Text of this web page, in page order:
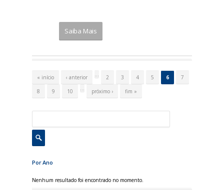
Saiba Mais
s
« início ‹ anterior 2 3 4 5 6
7
8
9 10 próximo › fim »
Por Ano
Nenhum resultado foi encontrado no momento.